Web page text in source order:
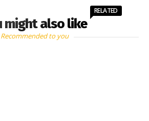
might also like
RELATED
Recommended to you